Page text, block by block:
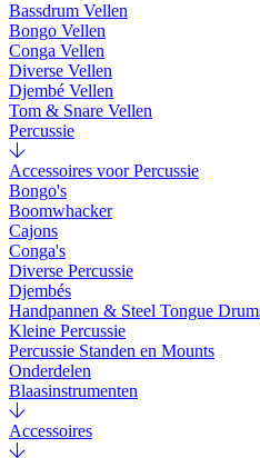
Bassdrum Vellen
Bongo Vellen
Conga Vellen
Diverse Vellen
Djembé Vellen
Tom & Snare Vellen
Percussie
Accessoires voor Percussie
Bongo's
Boomwhacker
Cajons
Conga's
Diverse Percussie
Djembés
Handpannen & Steel Tongue
Kleine Percussie
Percussie Standen en Mounts
Onderdelen
Blaasinstrumenten
Accessoires